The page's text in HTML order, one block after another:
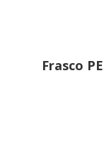
Frasco